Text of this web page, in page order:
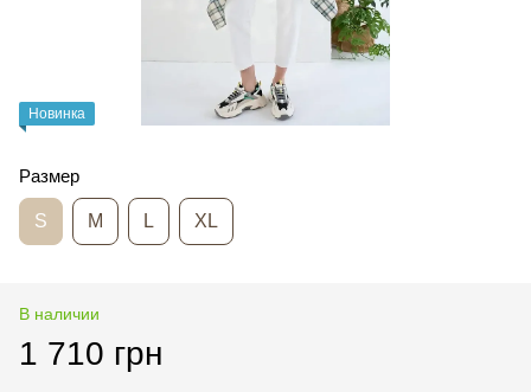
Новинка
Размер
S M L XL
В наличии
1 710 грн